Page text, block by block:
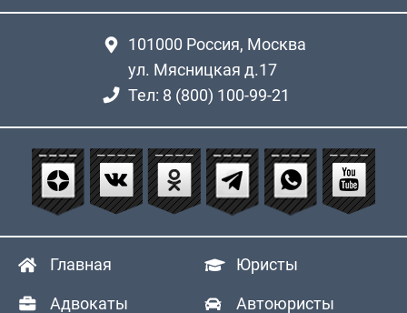
101000 Россия, Москва
ул. Мясницкая д.17
Тел: 8 (800) 100-99-21
Главная Юристы
Адвокаты Автоюристы